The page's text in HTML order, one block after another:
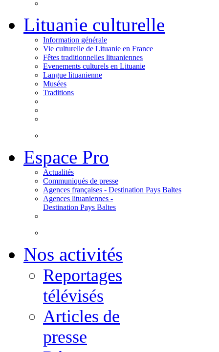
Lituanie culturelle
Information générale
Vie culturelle de Lituanie en France
Fêtes traditionnelles lituaniennes
Evenements culturels en Lituanie
Langue lituanienne
Musées
Traditions
Espace Pro
Actualités
Communiqués de presse
Agences françaises - Destination Pays Baltes
Agences lituaniennes -
Destination Pays Baltes
Nos activités
Reportages
télévisés
Articles de
presse